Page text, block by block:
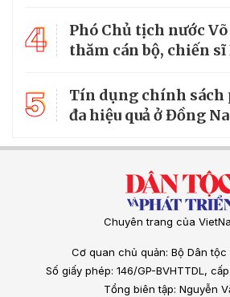
4
Phó Chủ tịch nước
thăm cán bộ, chiến
5
Tín dụng chính sách
đa hiệu quả ở Đồng
Chuyên trang của
Cơ quan chủ quản: Bộ Dân tộc
Số giấy phép: 146/GP-BVHTTDL,
Tổng biên tập: Nguyễn